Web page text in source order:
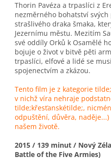
Thorin Pavéza a trpaslíci z
nezměrného bohatství
strašlivého draka šmaka,
Jezernímu městu. Mezitím
své oddíly Orků k Osamělé
bojuje o život v bitvě pěti
trpaslíci, elfové a lidé se
spojenectvím a zkázou.
Tento film je z kategorie
v nichž víra nehraje
tilde;křesťanskétilde;,
odpuštění, důvěra,
našem životě.
2015 / 139 minut / Nový
Battle of the Five Armies)